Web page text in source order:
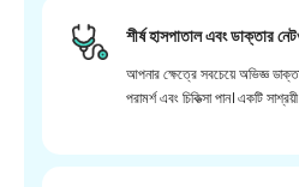
শীর্ষ হাসপাতাল এবং ডাক্তার
আপনার ক্ষেত্রে সবচেয়ে অভিজ্ঞ
পরামর্শ এবং চিকিত্সা পান। একটি